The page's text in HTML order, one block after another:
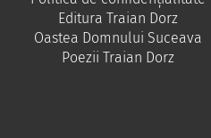
Editura Traian Dorz
Oastea Domnului Suceava
Poezii Traian Dorz